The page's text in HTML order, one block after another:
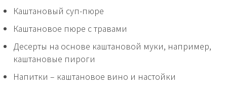
Каштановый суп-пюре
Каштановое пюре с травами
Десерты на основе каштановой муки, например,
каштановые пироги
Напитки – каштановое вино и настойки